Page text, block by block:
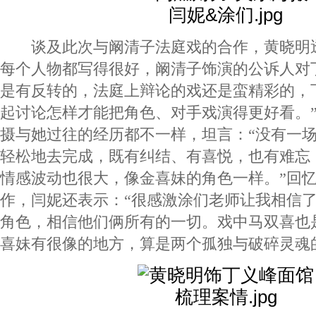
谈及此次与阚清子法庭戏的合作，黄晓明
每个人物都写得很好，阚清子饰演的公诉人
是有反转的，法庭上辩论的戏还是蛮精彩的
起讨论怎样才能把角色、对手戏演得更好看。
摄与她过往的经历都不一样，坦言：“没有一
轻松地去完成，既有纠结、有喜悦，也有难
情感波动也很大，像金喜妹的角色一样。”回
作，闫妮还表示：“很感激涂们老师让我相信
角色，相信他们俩所有的一切。戏中马双喜
喜妹有很像的地方，算是两个孤独与破碎灵魂